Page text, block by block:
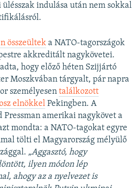
indulása után nem sokkal
összeültek a NATO-tagországok
akkreditált nagykövetei.
hogy előző héten Szijjártó
Moszkvában tárgyalt, pár napra
személyesen találkozott
elnökkel Pekingben. A
Pressman amerikai nagykövet a
mondta: a NATO-tagokat egyre
tölti el Magyarország mélyülő
„Aggasztó, hogy
ilyen módon lép
ahogy az a nyelvezet is